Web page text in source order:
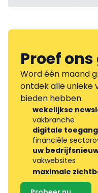
Proef ons
Word één maand
ontdek alle unieke
bieden hebben.
wekelijkse
vakbranche
digitale toegang
financiële
uw
vakwebsites
maximale